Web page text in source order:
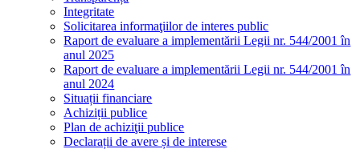
Integritate
Solicitarea informaţiilor de interes public
Raport de evaluare a implementării Legii nr. 544/2001 în
anul 2025
Raport de evaluare a implementării Legii nr. 544/2001 în
anul 2024
Situații financiare
Achiziții publice
Plan de achiziţii publice
Declarații de avere și de interese